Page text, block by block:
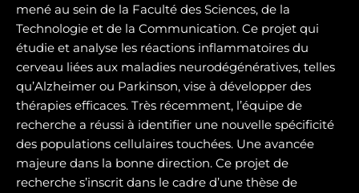
mené au sein de la Faculté des Sciences, de la
Technologie et de la Communication. Ce projet qui
étudie et analyse les réactions inflammatoires du
cerveau liées aux maladies neurodégénératives, telles
qu’Alzheimer ou Parkinson, vise à développer des
thérapies efficaces. Très récemment, l’équipe de
recherche a réussi à identifier une nouvelle spécificité
des populations cellulaires touchées. Une avancée
majeure dans la bonne direction. Ce projet de
recherche s’inscrit dans le cadre d’une thèse de